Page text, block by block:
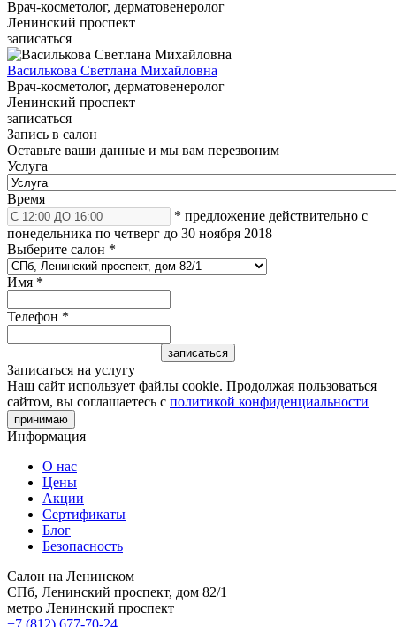
Врач-косметолог, дерматовенеролог
Ленинский проспект
записаться
Василькова Светлана Михайловна
Врач-косметолог, дерматовенеролог
Ленинский проспект
записаться
Запись в салон
Оставьте ваши данные и мы вам перезвоним
Услуга
Время
* предложение действительно с
понедельника по четверг до 30 ноября 2018
Выберите салон *
Имя *
Телефон *
Записаться на услугу
Наш сайт использует файлы cookie. Продолжая пользоваться
сайтом, вы соглашаетесь с политикой конфиденциальности
принимаю
Информация
О нас
Цены
Акции
Сертификаты
Блог
Безопасность
Салон на Ленинском
СПб, Ленинский проспект, дом 82/1
метро Ленинский проспект
+7 (812) 677-70-24